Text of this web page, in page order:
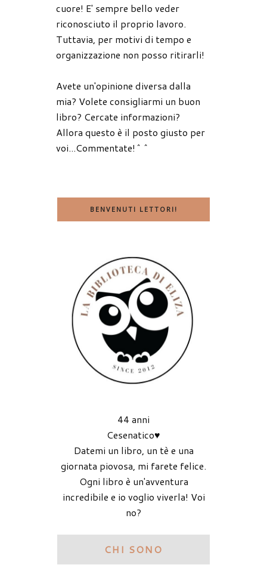
cuore! E' sempre bello veder
riconosciuto il proprio lavoro.
Tuttavia, per motivi di tempo e
organizzazione non posso ritirarli!
Avete un'opinione diversa dalla
mia? Volete consigliarmi un buon
libro? Cercate informazioni?
Allora questo è il posto giusto per
voi...Commentate!^^
BENVENUTI LETTORI!
44 anni
Cesenatico♥
Datemi un libro, un tè e una
giornata piovosa, mi farete felice.
Ogni libro è un'avventura
incredibile e io voglio viverla! Voi
no?
CHI SONO